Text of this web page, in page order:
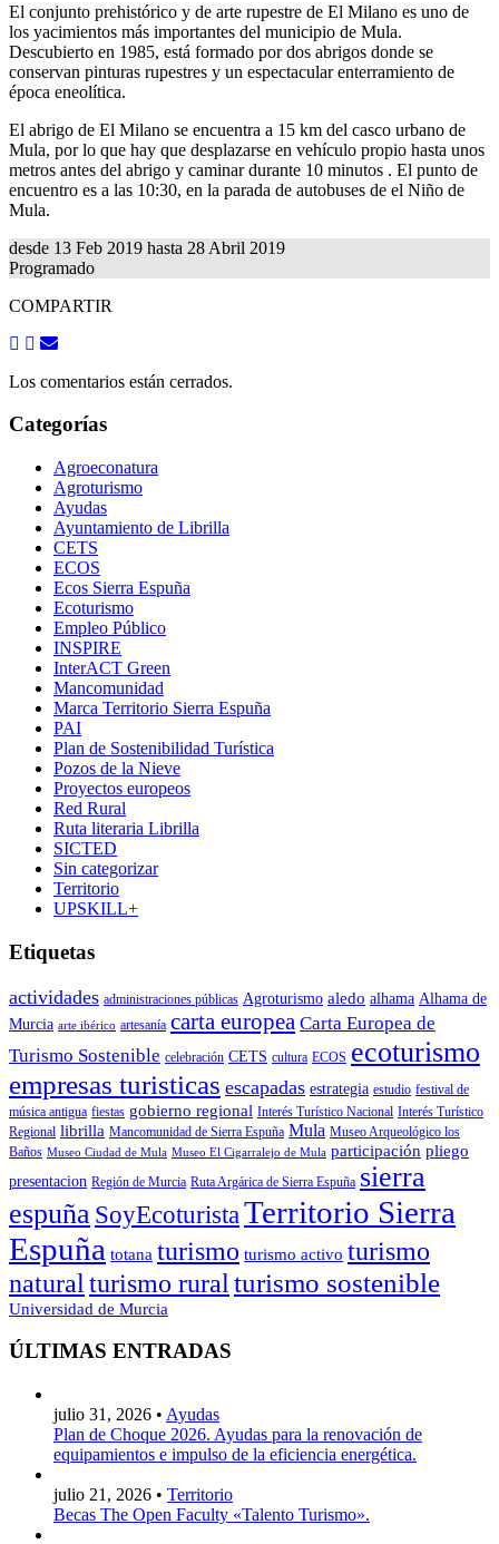
El conjunto prehistórico y de arte rupestre de El Milano es uno de
los yacimientos más importantes del municipio de Mula.
Descubierto en 1985, está formado por dos abrigos donde se
conservan pinturas rupestres y un espectacular enterramiento de
época eneolítica.
El abrigo de El Milano se encuentra a 15 km del casco urbano de
Mula, por lo que hay que desplazarse en vehículo propio hasta unos
metros antes del abrigo y caminar durante 10 minutos . El punto de
encuentro es a las 10:30, en la parada de autobuses de el Niño de
Mula.
desde 13 Feb 2019 hasta 28 Abril 2019
Programado
COMPARTIR
Los comentarios están cerrados.
Categorías
Agroeconatura
Agroturismo
Ayudas
Ayuntamiento de Librilla
CETS
ECOS
Ecos Sierra Espuña
Ecoturismo
Empleo Público
INSPIRE
InterACT Green
Mancomunidad
Marca Territorio Sierra Espuña
PAI
Plan de Sostenibilidad Turística
Pozos de la Nieve
Proyectos europeos
Red Rural
Ruta literaria Librilla
SICTED
Sin categorizar
Territorio
UPSKILL+
Etiquetas
actividades administraciones públicas Agroturismo aledo alhama Alhama de
Murcia arte ibérico artesanía carta europea Carta Europea de
Turismo Sostenible celebración CETS cultura ECOS ecoturismo
empresas turisticas escapadas estrategia estudio festival de
música antigua fiestas gobierno regional Interés Turístico Nacional Interés Turístico
Regional librilla Mancomunidad de Sierra Espuña Mula Museo Arqueológico los
Baños Museo Ciudad de Mula Museo El Cigarralejo de Mula participación pliego
presentacion Región de Murcia Ruta Argárica de Sierra Espuña sierra
espuña SoyEcoturista Territorio Sierra
Espuña totana turismo turismo activo turismo
natural turismo rural turismo sostenible
Universidad de Murcia
ÚLTIMAS ENTRADAS
julio 31, 2026 • Ayudas
Plan de Choque 2026. Ayudas para la renovación de
equipamientos e impulso de la eficiencia energética.
julio 21, 2026 • Territorio
Becas The Open Faculty «Talento Turismo».